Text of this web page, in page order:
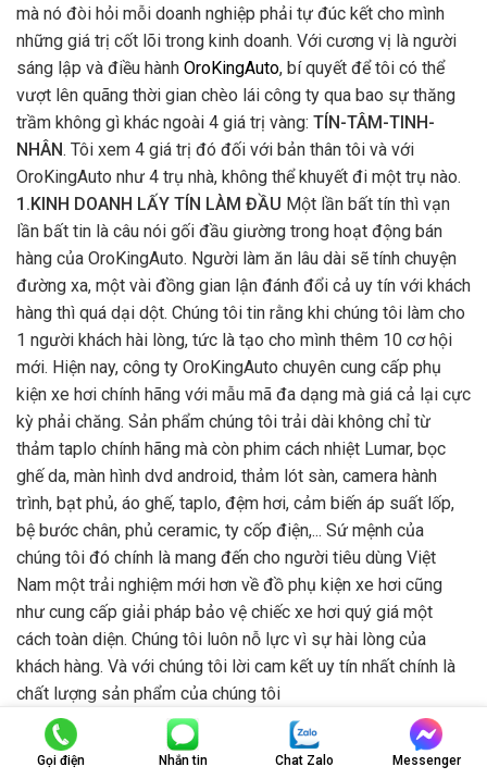
mà nó đòi hỏi mỗi doanh nghiệp phải tự đúc kết cho mình
những giá trị cốt lõi trong kinh doanh. Với cương vị là người
sáng lập và điều hành OroKingAuto, bí quyết để tôi có thể
vượt lên quãng thời gian chèo lái công ty qua bao sự thăng
trầm không gì khác ngoài 4 giá trị vàng: TÍN-TÂM-TINH-
NHÂN. Tôi xem 4 giá trị đó đối với bản thân tôi và với
OroKingAuto như 4 trụ nhà, không thể khuyết đi một trụ nào.
1.KINH DOANH LẤY TÍN LÀM ĐẦU Một lần bất tín thì vạn
lần bất tin là câu nói gối đầu giường trong hoạt động bán
hàng của OroKingAuto. Người làm ăn lâu dài sẽ tính chuyện
đường xa, một vài đồng gian lận đánh đổi cả uy tín với khách
hàng thì quá dại dột. Chúng tôi tin rằng khi chúng tôi làm cho
1 người khách hài lòng, tức là tạo cho mình thêm 10 cơ hội
mới. Hiện nay, công ty OroKingAuto chuyên cung cấp phụ
kiện xe hơi chính hãng với mẫu mã đa dạng mà giá cả lại cực
kỳ phải chăng. Sản phẩm chúng tôi trải dài không chỉ từ
thảm taplo chính hãng mà còn phim cách nhiệt Lumar, bọc
ghế da, màn hình dvd android, thảm lót sàn, camera hành
trình, bạt phủ, áo ghế, taplo, đệm hơi, cảm biến áp suất lốp,
bệ bước chân, phủ ceramic, ty cốp điện,... Sứ mệnh của
chúng tôi đó chính là mang đến cho người tiêu dùng Việt
Nam một trải nghiệm mới hơn về đồ phụ kiện xe hơi cũng
như cung cấp giải pháp bảo vệ chiếc xe hơi quý giá một
cách toàn diện. Chúng tôi luôn nỗ lực vì sự hài lòng của
khách hàng. Và với chúng tôi lời cam kết uy tín nhất chính là
chất lượng sản phẩm của chúng tôi
Gọi điện Nhắn tin Chat Zalo Messenger